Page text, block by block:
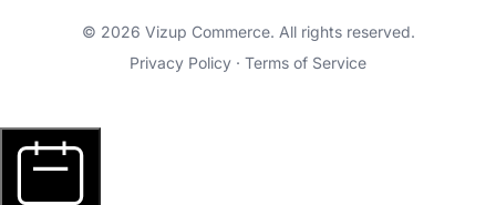
© 2026 Vizup Commerce. All rights reserved.
Privacy Policy · Terms of Service